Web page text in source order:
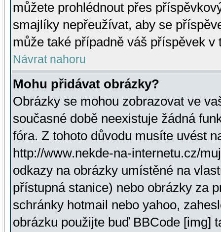
můžete prohlédnout přes
smajlíky nepřeužívat, aby se
může také případně váš příspěvek v
Návrat nahoru
Mohu přidávat obrázky?
Obrázky se mohou zobrazovat ve
současné době neexistuje žádná
fóra. Z tohoto důvodu musíte uvést
http://www.nekde-na-internetu.cz/
odkazy na obrázky umístěné na
přístupná stanice) nebo obrázky za
schránky hotmail nebo yahoo,
obrázku použijte buď BBCode [img]